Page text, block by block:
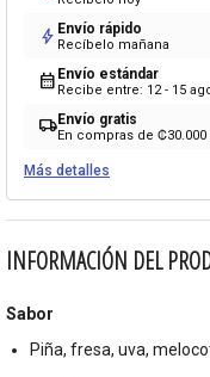
bolt Envío rápido
Recíbelo mañana
calendar_month Envío estándar
Recibe entre: 12 - 15
local_shippingEnvío gratis
En compras de
Más detalles
INFORMACIÓN DEL
Sabor
Piña, fresa, uva,